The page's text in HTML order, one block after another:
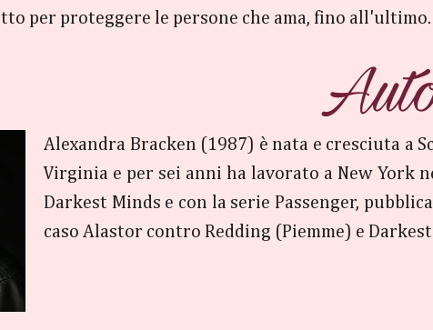
per proteggere le persone che ama, fino all'ultimo.
Alexandra Bracken (1987) è nata e cresciuta a
Virginia e per sei anni ha lavorato a New York
Darkest Minds e con la serie Passenger,
caso Alastor contro Redding (Piemme) e